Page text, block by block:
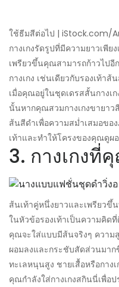
ใช้ธีมสีต่อไป | iStock.com/
กางเกงรัดรูปที่มีความยาวเพี
เพรียวขึ้นคุณสามารถก้าวไปอี
กางเกง เช่นเดียวกับรองเท้า
เมื่อคุณอยู่ในชุดเดรสสั้นกางเ
นั้นหากคุณสวมกางเกงขายาว
ส้นสีดำเพื่อความสม่ำเสมอขอ
เท้าและทำให้โครงของคุณดูผ
3. กางเกง
ส้นเท้าคู่หนึ่งยาวและเพรียว
ในหัวข้อรองเท้าเป็นความคิด
คุณจะใส่แบบมีส้นจริงๆ ความ
ผอมลงและกระชับสัดส่วนมา
ทะเลหนุนสูง ชายเสื้อหรือกา
คุณกำลังใส่กางเกงสกินนี่เพื่อ